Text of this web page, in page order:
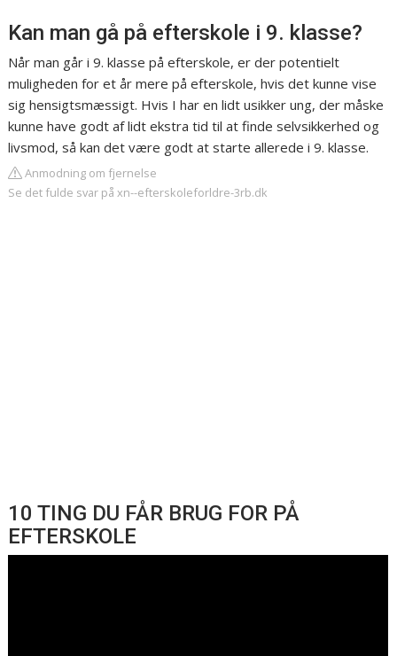
Kan man gå på efterskole i 9. klasse?
Når man går i 9. klasse på efterskole, er der potentielt
muligheden for et år mere på efterskole, hvis det kunne vise
sig hensigtsmæssigt. Hvis I har en lidt usikker ung, der måske
kunne have godt af lidt ekstra tid til at finde selvsikkerhed og
livsmod, så kan det være godt at starte allerede i 9. klasse.
Anmodning om fjernelse
Se det fulde svar på xn--efterskoleforldre-3rb.dk
10 TING DU FÅR BRUG FOR PÅ
EFTERSKOLE